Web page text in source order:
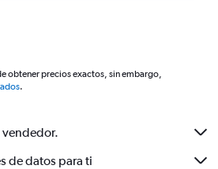
obtener precios exactos, sin embargo,
.
vendedor.
de datos para ti